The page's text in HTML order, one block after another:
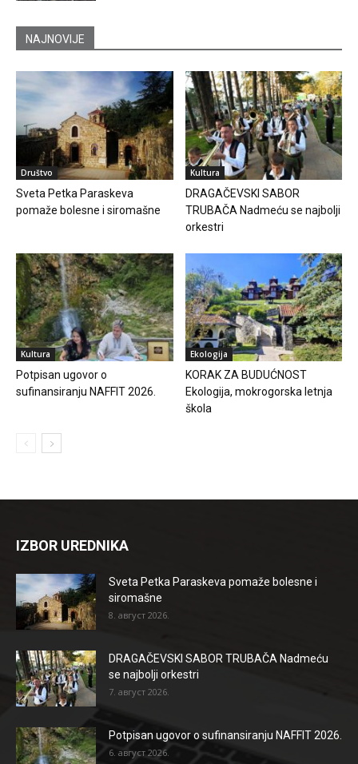
NAJNOVIJE
Društvo
Sveta Petka Paraskeva
pomaže bolesne i siromašne
Kultura
DRAGAČEVSKI SABOR
TRUBAČA Nadmeću se najbolji
orkestri
Kultura
Potpisan ugovor o
sufinansiranju NAFFIT 2026.
Ekologija
KORAK ZA BUDUĆNOST
Ekologija, mokrogorska letnja
škola
IZBOR UREDNIKA
Sveta Petka Paraskeva pomaže bolesne i
siromašne
8. август 2026.
DRAGAČEVSKI SABOR TRUBAČA Nadmeću
se najbolji orkestri
7. август 2026.
Potpisan ugovor o sufinansiranju NAFFIT 2026.
6. август 2026.